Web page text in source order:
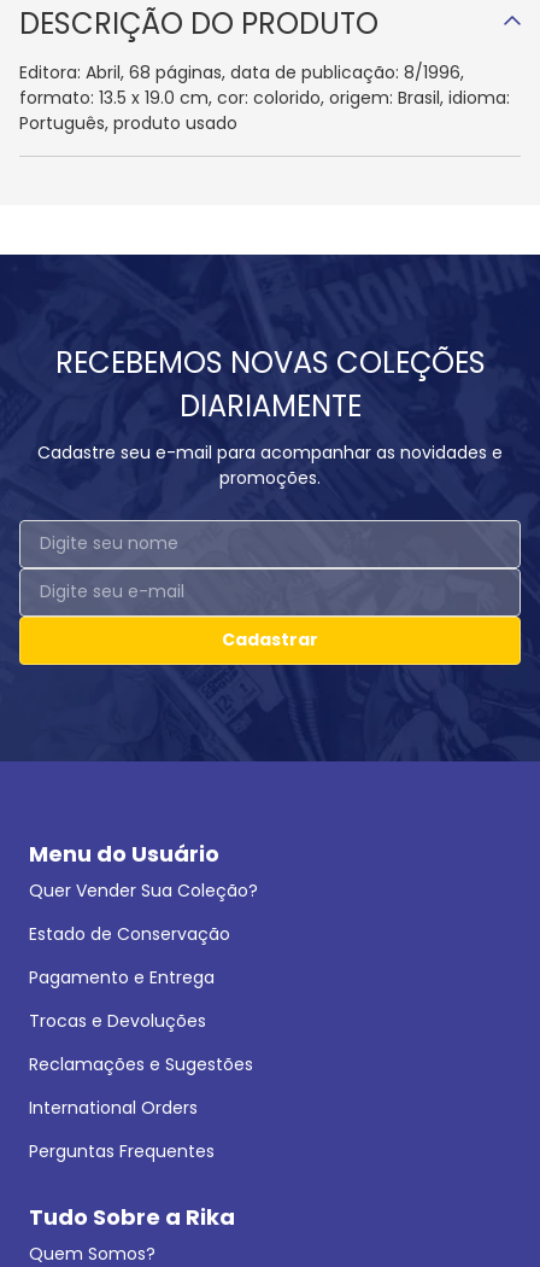
DESCRIÇÃO DO PRODUTO
Editora: Abril, 68 páginas, data de publicação: 8/1996,
formato: 13.5 x 19.0 cm, cor: colorido, origem: Brasil, idioma:
Português, produto usado
RECEBEMOS NOVAS COLEÇÕES
DIARIAMENTE
Cadastre seu e-mail para acompanhar as novidades e
promoções.
Cadastrar
Menu do Usuário
Quer Vender Sua Coleção?
Estado de Conservação
Pagamento e Entrega
Trocas e Devoluções
Reclamações e Sugestões
International Orders
Perguntas Frequentes
Tudo Sobre a Rika
Quem Somos?